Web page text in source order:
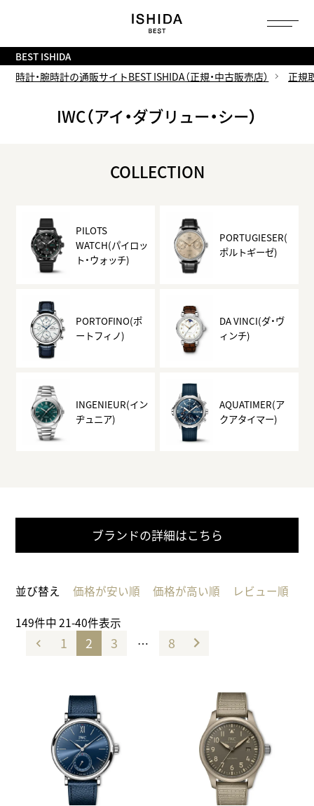
BEST ISHIDA
時計・腕時計の通販サイトBEST ISHIDA（正規・中古販売店）
正規
IWC（アイ・ダブリュー・シー）
COLLECTION
PILOTS
WATCH(パイロッ
ト・ウォッチ)
PORTUGIESER(
ポルトギーゼ)
PORTOFINO(ポ
ートフィノ)
DA VINCI(ダ・ヴ
ィンチ)
INGENIEUR(イン
ヂュニア)
AQUATIMER(ア
クアタイマー)
ブランドの詳細はこちら
並び替え 価格が安い順 価格が高い順
レビュー順
149件中 21-40件表示
1 2 3 … 8
へ